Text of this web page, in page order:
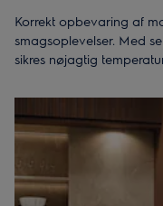
Korrekt opbevaring af
smagsoplevelser. Med
sikres nøjagtig
længere, og det løfter
reducerer madspild.